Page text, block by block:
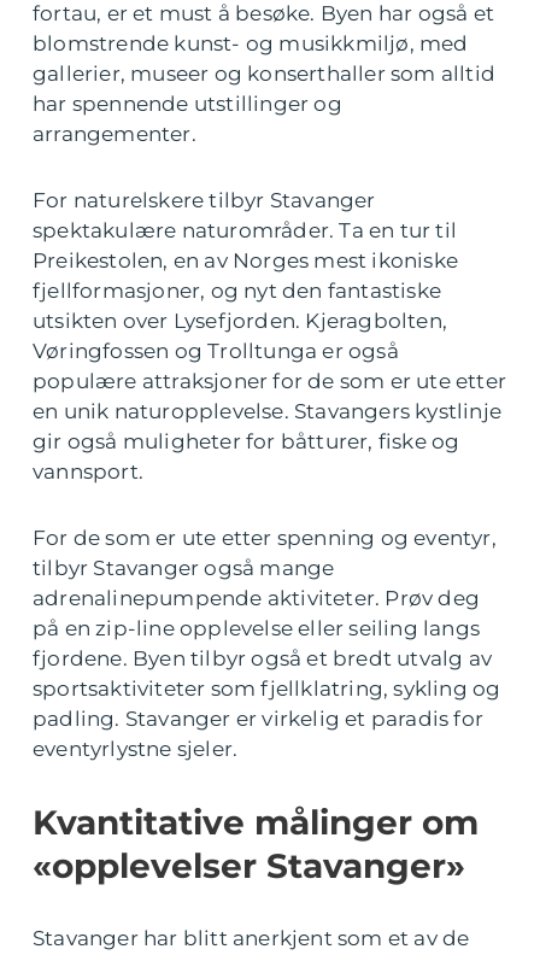
fortau, er et must å besøke. Byen har også et
blomstrende kunst- og musikkmiljø, med
gallerier, museer og konserthaller som alltid
har spennende utstillinger og
arrangementer.
For naturelskere tilbyr Stavanger
spektakulære naturområder. Ta en tur til
Preikestolen, en av Norges mest ikoniske
fjellformasjoner, og nyt den fantastiske
utsikten over Lysefjorden. Kjeragbolten,
Vøringfossen og Trolltunga er også
populære attraksjoner for de som er ute etter
en unik naturopplevelse. Stavangers kystlinje
gir også muligheter for båtturer, fiske og
vannsport.
For de som er ute etter spenning og eventyr,
tilbyr Stavanger også mange
adrenalinepumpende aktiviteter. Prøv deg
på en zip-line opplevelse eller seiling langs
fjordene. Byen tilbyr også et bredt utvalg av
sportsaktiviteter som fjellklatring, sykling og
padling. Stavanger er virkelig et paradis for
eventyrlystne sjeler.
Kvantitative målinger om
«opplevelser Stavanger»
Stavanger har blitt anerkjent som et av de